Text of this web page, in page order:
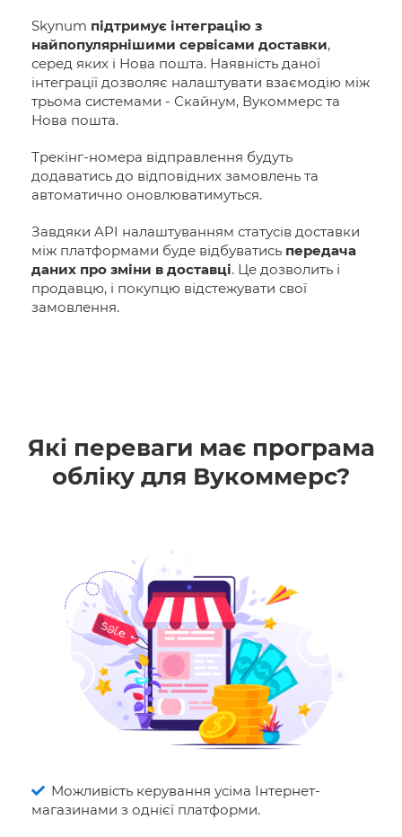
Skynum підтримує інтеграцію з
найпопулярнішими сервісами доставки,
серед яких і Нова пошта. Наявність даної
інтеграції дозволяє налаштувати взаємодію між
трьома системами - Скайнум, Вукоммерс та
Нова пошта.
Трекінг-номера відправлення будуть
додаватись до відповідних замовлень та
автоматично оновлюватимуться.
Завдяки API налаштуванням статусів доставки
між платформами буде відбуватись передача
даних про зміни в доставці. Це дозволить і
продавцю, і покупцю відстежувати свої
замовлення.
Які переваги має програма
обліку для Вукоммерс?
Можливість керування усіма Інтернет-
магазинами з однієї платформи.